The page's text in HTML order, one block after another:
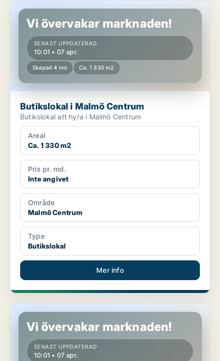
Butikslokal i Malmö Centrum
Vi övervakar marknaden!
SENAST UPPDATERAD
10:01 • 07 apr.
Skapad 4 mo Ca. 1 330 m2
Butikslokal i Malmö Centrum
Butikslokal att hyra i Malmö Centrum
Areal
Ca. 1 330 m2
Pris pr. md.
Inte angivet
Område
Malmö Centrum
Type
Butikslokal
Mer info
Butikslokal i Malmö Centrum
Vi övervakar marknaden!
SENAST UPPDATERAD
10:01 • 07 apr.